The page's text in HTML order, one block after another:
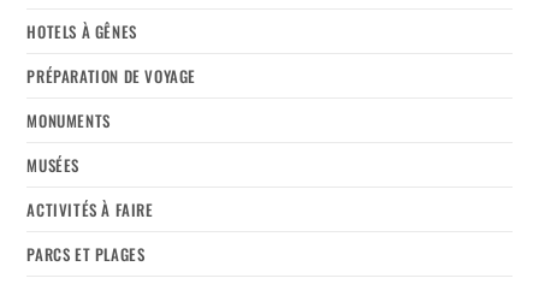
HOTELS À GÊNES
PRÉPARATION DE VOYAGE
MONUMENTS
MUSÉES
ACTIVITÉS À FAIRE
PARCS ET PLAGES